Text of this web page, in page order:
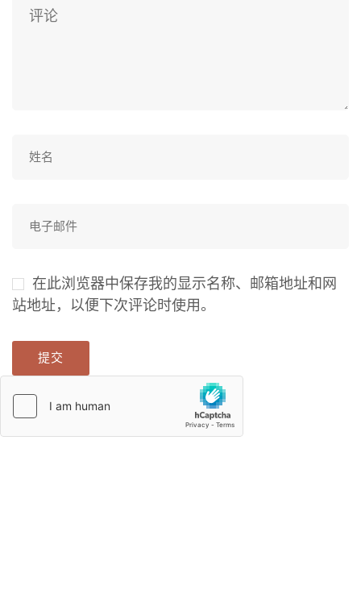
在此浏览器中保存我的显示名称、邮箱地址和网
站地址，以便下次评论时使用。